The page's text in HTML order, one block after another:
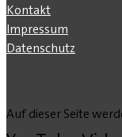
Kontakt
Impressum
Datenschutz
Auf dieser Seite